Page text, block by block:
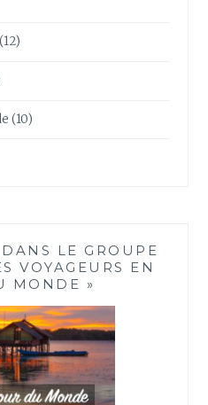
(12)
(10)
LE GROUPE
VOYAGEURS EN
MONDE »